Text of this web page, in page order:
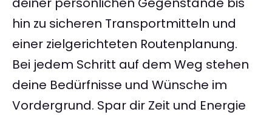
hin zu sicheren Transportmitteln und
einer zielgerichteten Routenplanung.
Bei jedem Schritt auf dem Weg stehen
deine Bedürfnisse und Wünsche im
Vordergrund. Spar dir Zeit und Energie